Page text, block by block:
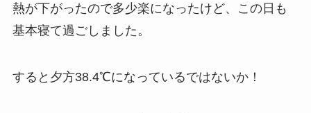
熱が下がったので多少楽になったけど、この日も
基本寝て過ごしました。
すると夕方38.4℃になっているではないか！